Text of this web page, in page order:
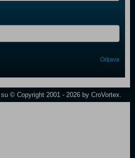
Odjava
© Copyright 2001 - 2026 by CroVortex.